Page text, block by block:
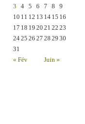
« Fév Juin »
3
4 5 6 7 8
9
10 11 12 13 14 15 16
17 18 19 20 21 22 23
2425 26 27 28 29 30
31